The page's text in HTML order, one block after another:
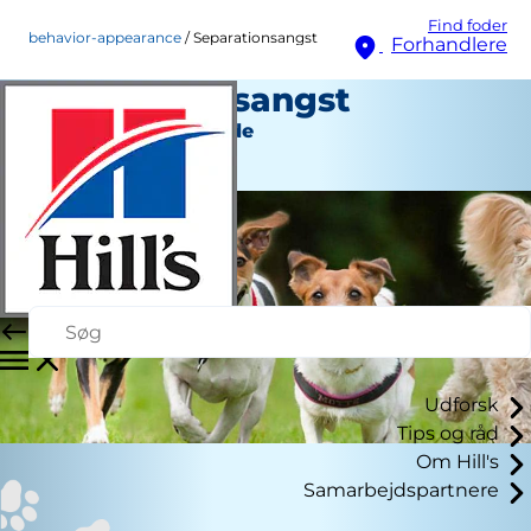
Find foder
Forhandlere
Udforsk
Tips og råd
Om Hill's
Samarbejdspartnere
behavior-appearance Separationsangst
Separationsangst
Adfærd og udseende
Personale Forfatter